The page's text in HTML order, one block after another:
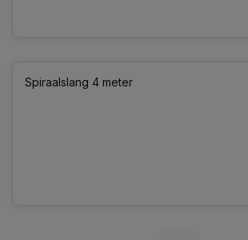
Spiraalslang 4 meter